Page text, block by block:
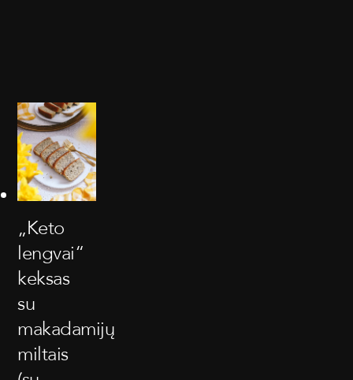
„Keto
lengvai“
keksas
su
makadamijų
miltais